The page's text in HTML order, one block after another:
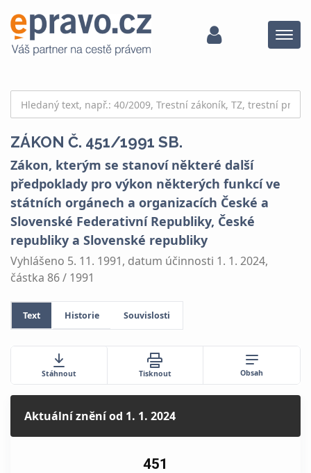
Menu
ZÁKON Č. 451/1991 SB.
Zákon, kterým se stanoví některé další
předpoklady pro výkon některých funkcí ve
státních orgánech a organizacích České a
Slovenské Federativní Republiky, České
republiky a Slovenské republiky
Vyhlášeno 5. 11. 1991, datum účinnosti 1. 1. 2024,
částka 86 / 1991
Text Historie Souvislosti
Stáhnout Tisknout Obsah
Aktuální zněníod 1. 1. 2024
451